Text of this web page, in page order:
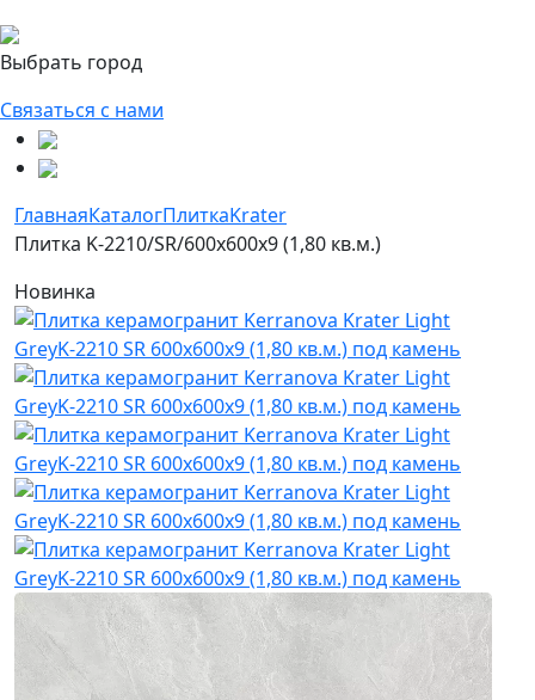
Выбрать город
Связаться с нами
ГлавнаяКаталогПлиткаKrater
Плитка K-2210/SR/600x600x9 (1,80 кв.м.)
Новинка